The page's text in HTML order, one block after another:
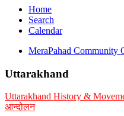
Home
Search
Calendar
MeraPahad Community
Uttarakhand
Uttarakhand History &
आन्दोलन